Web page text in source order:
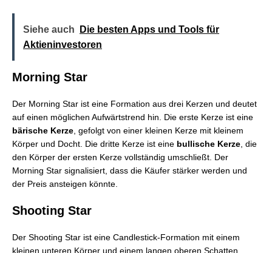
Siehe auch
Die besten Apps und Tools für
Aktieninvestoren
Morning Star
Der Morning Star ist eine Formation aus drei Kerzen und deutet
auf einen möglichen Aufwärtstrend hin. Die erste Kerze ist eine
bärische Kerze , gefolgt von einer kleinen Kerze mit kleinem
Körper und Docht. Die dritte Kerze ist eine bullische Kerze , die
den Körper der ersten Kerze vollständig umschließt. Der
Morning Star signalisiert, dass die Käufer stärker werden und
der Preis ansteigen könnte.
Shooting Star
Der Shooting Star ist eine Candlestick-Formation mit einem
kleinen unteren Körper und einem langen oberen Schatten.